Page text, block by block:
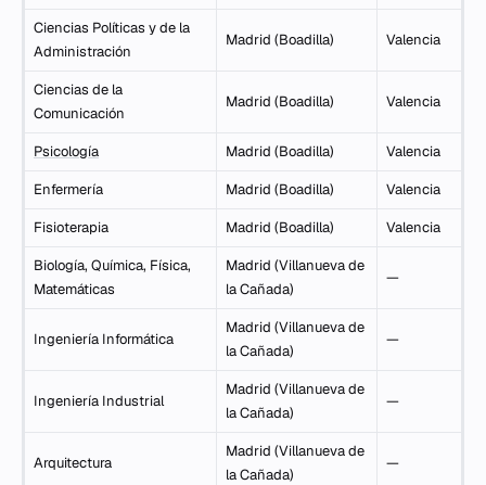
Ciencias Políticas y de la
Administración
Madrid (Boadilla) Valencia
Ciencias de la
Comunicación
Madrid (Boadilla) Valencia
Psicología Madrid (Boadilla) Valencia
Enfermería Madrid (Boadilla) Valencia
Fisioterapia Madrid (Boadilla) Valencia
Biología, Química, Física,
Matemáticas
Madrid (Villanueva de
la Cañada)
—
Ingeniería Informática
Madrid (Villanueva de
la Cañada)
—
Ingeniería Industrial
Madrid (Villanueva de
la Cañada)
—
Arquitectura
Madrid (Villanueva de
la Cañada)
—